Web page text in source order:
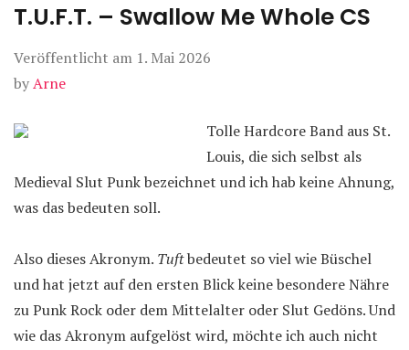
T.U.F.T. – Swallow Me Whole CS
Veröffentlicht am 1. Mai 2026
byArne
Tolle Hardcore Band aus St.
Louis, die sich selbst als
Medieval Slut Punk bezeichnet und ich hab keine Ahnung,
was das bedeuten soll.
Also dieses Akronym. Tuftbedeutet so viel wie Büschel
und hat jetzt auf den ersten Blick keine besondere Nähre
zu Punk Rock oder dem Mittelalter oder Slut Gedöns. Und
wie das Akronym aufgelöst wird, möchte ich auch nicht